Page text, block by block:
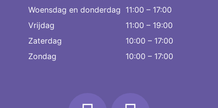
Woensdag en donderdag 11:00 – 17:00
Vrijdag
11:00 – 19:00
Zaterdag
10:00 – 17:00
Zondag
10:00 – 17:00